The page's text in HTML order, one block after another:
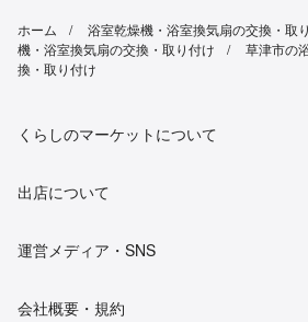
ホーム 浴室乾燥機・浴室換気扇の交換・取
機・浴室換気扇の交換・取り付け
草津市の
換・取り付け
くらしのマーケットについて
出店について
運営メディア・SNS
会社概要・規約